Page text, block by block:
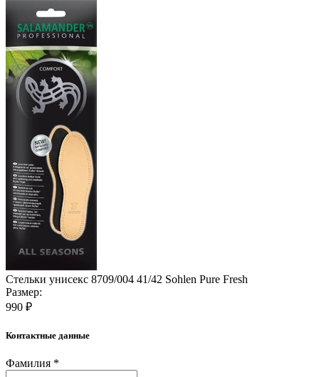
Стельки унисекс 8709/004 41/42 Sohlen Pure Fresh
Размер:
990 ₽
Контактные данные
Фамилия *